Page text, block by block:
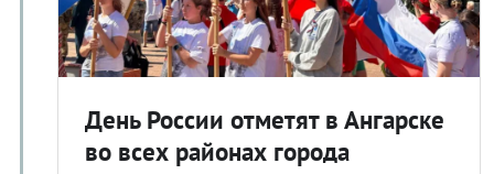
День России отметят в Ангарске
во всех районах города